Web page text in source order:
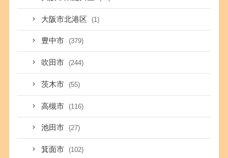
大阪市北港区 (1)
豊中市 (379)
吹田市 (244)
茨木市 (55)
高槻市 (116)
池田市 (27)
箕面市 (102)